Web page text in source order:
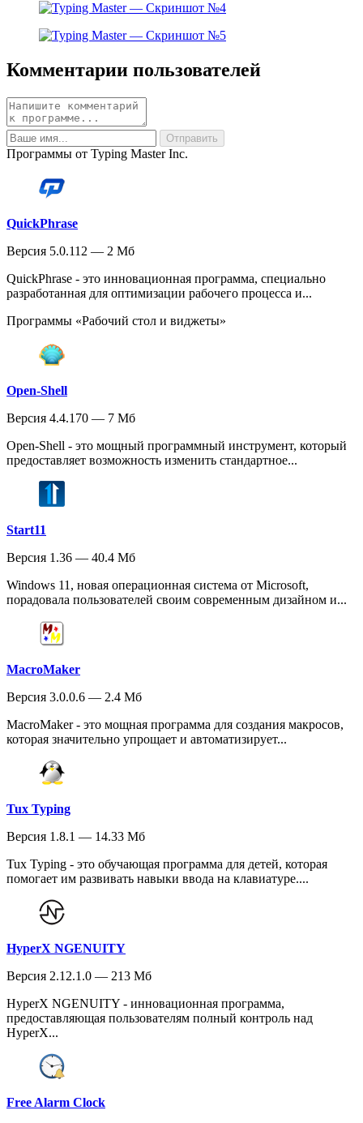
Комментарии пользователей
Программы от Typing Master Inc.
QuickPhrase
Версия 5.0.112 — 2 Мб
QuickPhrase - это инновационная программа, специально
разработанная для оптимизации рабочего процесса и...
Программы «Рабочий стол и виджеты»
Open-Shell
Версия 4.4.170 — 7 Мб
Open-Shell - это мощный программный инструмент, который
предоставляет возможность изменить стандартное...
Start11
Версия 1.36 — 40.4 Мб
Windows 11, новая операционная система от Microsoft,
порадовала пользователей своим современным дизайном и...
MacroMaker
Версия 3.0.0.6 — 2.4 Мб
MacroMaker - это мощная программа для создания макросов,
которая значительно упрощает и автоматизирует...
Tux Typing
Версия 1.8.1 — 14.33 Мб
Tux Typing - это обучающая программа для детей, которая
помогает им развивать навыки ввода на клавиатуре....
HyperX NGENUITY
Версия 2.12.1.0 — 213 Мб
HyperX NGENUITY - инновационная программа,
предоставляющая пользователям полный контроль над
HyperX...
Free Alarm Clock